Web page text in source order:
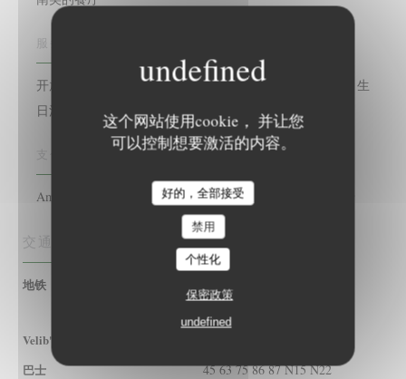
这个网站使用cookie， 并让您
可以控制想要激活的内容。
好的，全部接受
禁用
个性化
保密政策
undefined
服务
开放式厨房, 燃木烤箱, 鸡尾酒酒吧, 新鲜的果汁鸡尾酒吧, 生
日活动, 私人租用, 阳台
支付方式
Amex, 美国运通, Paiement Sans联系人, 签证, 现金, 借记卡
交通
地铁
RER B / Ligne 10 Cluny la
Velib'
巴士 45 63 75 86 87 N15 N22